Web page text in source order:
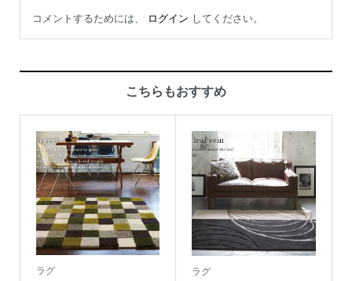
コメントするためには、 ログイン してください。
こちらもおすすめ
ラグ ラグ